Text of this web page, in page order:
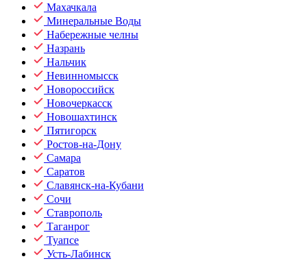
Махачкала
Минеральные Воды
Набережные челны
Назрань
Нальчик
Невинномысск
Новороссийск
Новочеркасск
Новошахтинск
Пятигорск
Ростов-на-Дону
Самара
Саратов
Славянск-на-Кубани
Сочи
Ставрополь
Таганрог
Туапсе
Усть-Лабинск